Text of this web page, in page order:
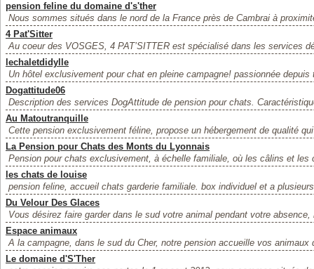
pension feline du domaine d's'ther
Nous sommes situés dans le nord de la France près de Cambrai à
4 Pat'Sitter
Au coeur des VOSGES, 4 PAT’SITTER est spécialisé dans les services
lechaletdidylle
Un hôtel exclusivement pour chat en pleine campagne! passionnée
Dogattitude06
Description des services DogAttitude de pension pour chats.
Au Matoutranquille
Cette pension exclusivement féline, propose un hébergement de qualité
La Pension pour Chats des Monts du Lyonnais
Pension pour chats exclusivement, à échelle familiale, où les câlins et les
les chats de louise
pension feline, accueil chats garderie familiale. box individuel et a
Du Velour Des Glaces
Vous désirez faire garder dans le sud votre animal pendant votre
Espace animaux
A la campagne, dans le sud du Cher, notre pension accueille vos animaux
Le domaine d'S'Ther